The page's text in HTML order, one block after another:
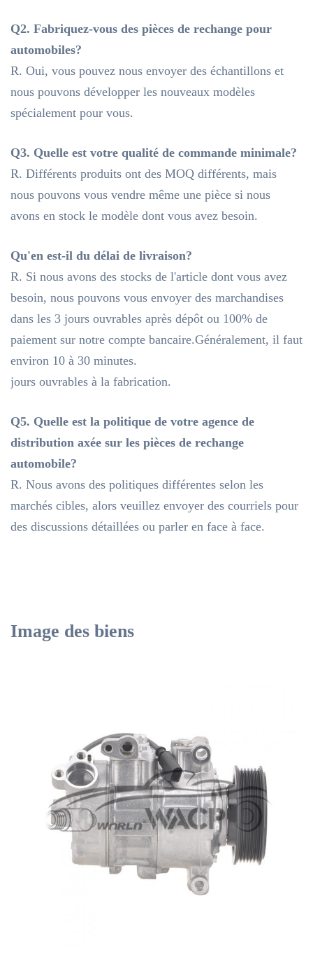
Q2. Fabriquez-vous des pièces de rechange pour
automobiles?
R. Oui, vous pouvez nous envoyer des échantillons et
nous pouvons développer les nouveaux modèles
spécialement pour vous.
Q3. Quelle est votre qualité de commande minimale?
R. Différents produits ont des MOQ différents, mais
nous pouvons vous vendre même une pièce si nous
avons en stock le modèle dont vous avez besoin.
Qu'en est-il du délai de livraison?
R. Si nous avons des stocks de l'article dont vous avez
besoin, nous pouvons vous envoyer des marchandises
dans les 3 jours ouvrables après dépôt ou 100% de
paiement sur notre compte bancaire.Généralement, il faut
environ 10 à 30 minutes.
jours ouvrables à la fabrication.
Q5. Quelle est la politique de votre agence de
distribution axée sur les pièces de rechange
automobile?
R. Nous avons des politiques différentes selon les
marchés cibles, alors veuillez envoyer des courriels pour
des discussions détaillées ou parler en face à face.
Image des biens